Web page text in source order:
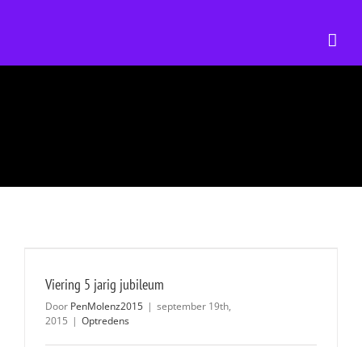
Viering 5 jarig jubileum
Door PenMolenz2015 | september 19th,
2015 | Optredens